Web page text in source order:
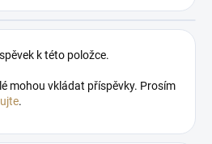
k této položce.
mohou vkládat příspěvky. Prosím
.